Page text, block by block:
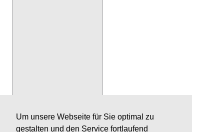
Um unsere Webseite für Sie optimal zu
gestalten und den Service fortlaufend